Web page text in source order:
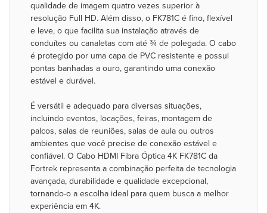
qualidade de imagem quatro vezes superior à
resolução Full HD. Além disso, o FK781C é fino, flexível
e leve, o que facilita sua instalação através de
conduítes ou canaletas com até ¾ de polegada. O cabo
é protegido por uma capa de PVC resistente e possui
pontas banhadas a ouro, garantindo uma conexão
estável e durável.
É versátil e adequado para diversas situações,
incluindo eventos, locações, feiras, montagem de
palcos, salas de reuniões, salas de aula ou outros
ambientes que você precise de conexão estável e
confiável. O Cabo HDMI Fibra Óptica 4K FK781C da
Fortrek representa a combinação perfeita de tecnologia
avançada, durabilidade e qualidade excepcional,
tornando-o a escolha ideal para quem busca a melhor
experiência em 4K.